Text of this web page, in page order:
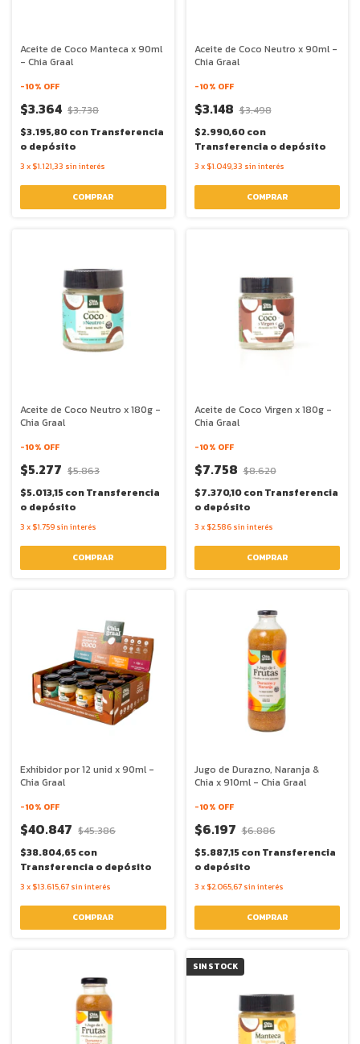
Aceite de Coco Manteca x 90ml
- Chia Graal
-10% OFF
$3.364 $3.738
$3.195,80conTransferencia
o depósito
3 x $1.121,33 sin interés
Aceite de Coco Neutro x 90ml -
Chia Graal
-10% OFF
$3.148 $3.498
$2.990,60con
Transferencia o depósito
3 x $1.049,33 sin interés
Aceite de Coco Neutro x 180g -
Chia Graal
-10% OFF
$5.277 $5.863
$5.013,15conTransferencia
o depósito
3 x $1.759 sin interés
Aceite de Coco Virgen x 180g -
Chia Graal
-10% OFF
$7.758 $8.620
$7.370,10conTransferencia
o depósito
3 x $2.586 sin interés
Exhibidor por 12 unid x 90ml -
Chia Graal
-10% OFF
$40.847 $45.386
$38.804,65con
Transferencia o depósito
3 x $13.615,67 sin interés
Jugo de Durazno, Naranja &
Chia x 910ml - Chia Graal
-10% OFF
$6.197 $6.886
$5.887,15conTransferencia
o depósito
3 x $2.065,67 sin interés
SIN STOCK